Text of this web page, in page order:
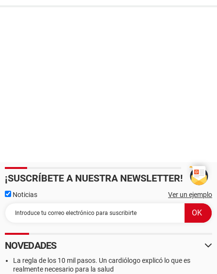
¡SUSCRÍBETE A NUESTRA NEWSLETTER!
Noticias Ver un ejemplo
NOVEDADES
La regla de los 10 mil pasos. Un cardiólogo explicó lo que es
realmente necesario para la salud